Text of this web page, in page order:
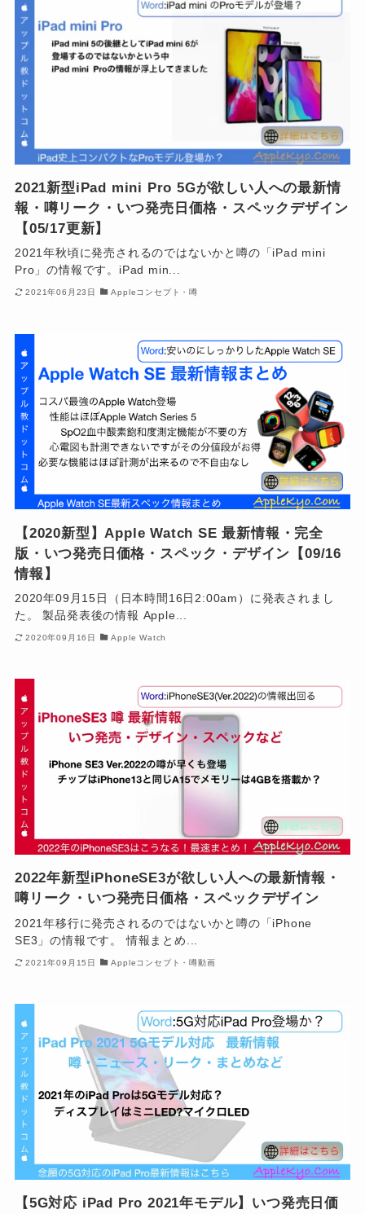
2021新型iPad mini Pro 5Gが欲しい人への最新情
報・噂リーク・いつ発売日価格・スペックデザイン
【05/17更新】
2021年秋頃に発売されるのではないかと噂の「iPad mini
Pro」の情報です。iPad min...
2021年06月23日 Appleコンセプト・噂
【2020新型】Apple Watch SE 最新情報・完全
版・いつ発売日価格・スペック・デザイン【09/16
情報】
2020年09月15日（日本時間16日2:00am）に発表されまし
た。 製品発表後の情報 Apple...
2020年09月16日 Apple Watch
2022年新型iPhoneSE3が欲しい人への最新情報・
噂リーク・いつ発売日価格・スペックデザイン
2021年移行に発売されるのではないかと噂の「iPhone
SE3」の情報です。 情報まとめ...
2021年09月15日 Appleコンセプト・噂動画
【5G対応 iPad Pro 2021年モデル】いつ発売日価